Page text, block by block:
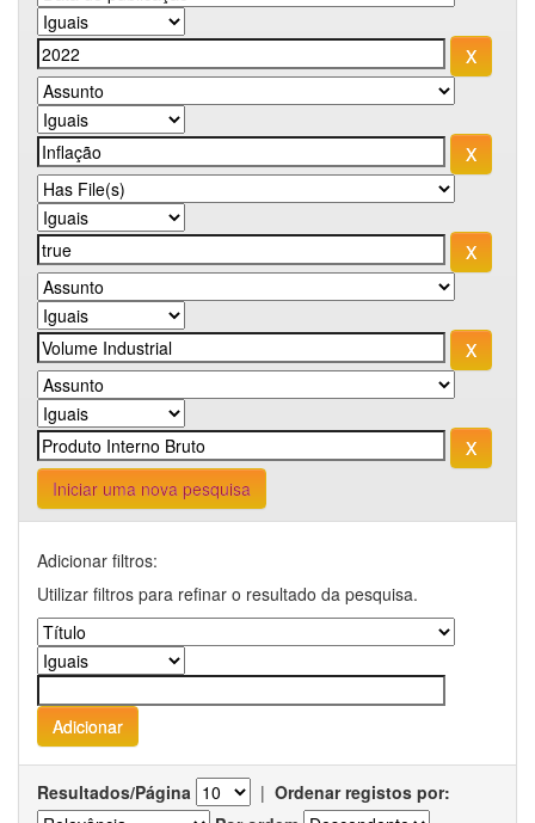
Iniciar uma nova pesquisa
Adicionar filtros:
Utilizar filtros para refinar o resultado da pesquisa.
Resultados/Página | Ordenar registos por: